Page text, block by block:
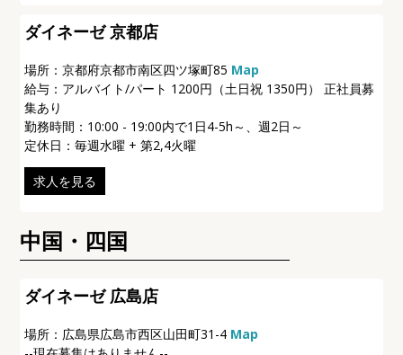
ダイネーゼ 京都店
場所：京都府京都市南区四ツ塚町85 Map
給与：アルバイト/パート 1200円（土日祝 1350円） 正社員募
集あり
勤務時間：10:00 - 19:00内で1日4-5h～、週2日～
定休日：毎週水曜 + 第2,4火曜
求人を見る
中国・四国
ダイネーゼ 広島店
場所： 広島県広島市西区山田町31-4 Map